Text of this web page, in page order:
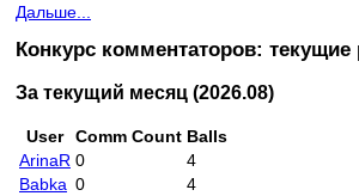
Дальше...
Конкурс комментаторов: текущие
За текущий месяц (2026.08)
User Comm Count Balls
ArinaR 0
4
Babka 0 4